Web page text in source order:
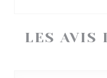
LES AVIS